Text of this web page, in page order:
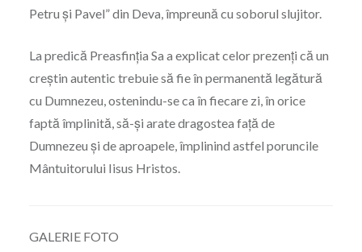
Petru și Pavel” din Deva, împreună cu soborul slujitor.
La predică Preasfinția Sa a explicat celor prezenți că un
creștin autentic trebuie să fie în permanentă legătură
cu Dumnezeu, ostenindu-se ca în fiecare zi, în orice
faptă împlinită, să-și arate dragostea față de
Dumnezeu și de aproapele, împlinind astfel poruncile
Mântuitorului Iisus Hristos.
GALERIE FOTO